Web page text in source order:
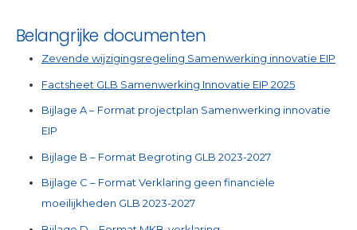
Belangrijke documenten
Zevende wijzigingsregeling Samenwerking innovatie EIP
Factsheet GLB Samenwerking Innovatie EIP 2025
Bijlage A – Format projectplan Samenwerking innovatie
EIP
Bijlage B – Format Begroting GLB 2023-2027
Bijlage C – Format Verklaring geen financiële
moeilijkheden GLB 2023-2027